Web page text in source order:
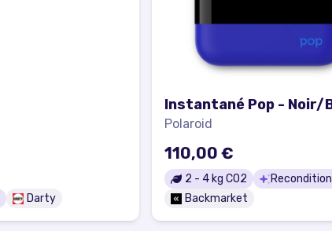
Darty
Instantané Pop - Noir/
Polaroid
110,00 €
2 - 4kg CO2
Backmarket